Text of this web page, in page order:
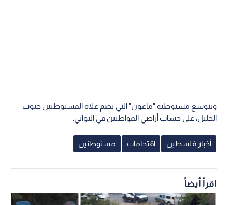
وتتوسع مستوطنة "ماعون" التي تضم غلاة المستوطنين جنوب
الخليل، على حساب أراضي المواطنين في التواني.
أخبار فلسطين اقتحامات مستوطنين
اقرأ أيضاً